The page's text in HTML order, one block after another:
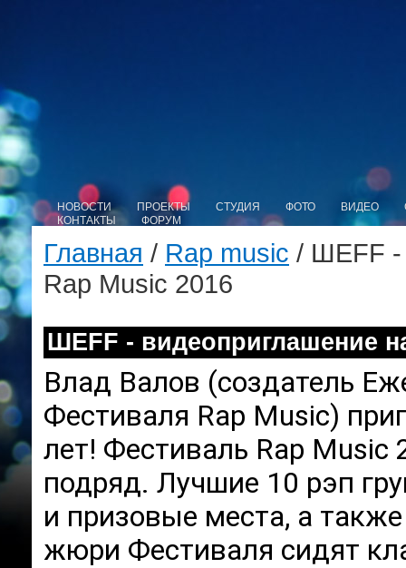
НОВОСТИ ПРОЕКТЫ СТУДИЯ ФОТО ВИДЕО
КОНТАКТЫ
ФОРУМ
Главная / Rap music / ШЕFF -
Rap Music 2016
ШЕFF - видеоприглашение
Влад Валов (создатель
Фестиваля Rap Music)
лет! Фестиваль Rap Music
подряд. Лучшие 10 рэп
и призовые места, а
жюри Фестиваля сидят